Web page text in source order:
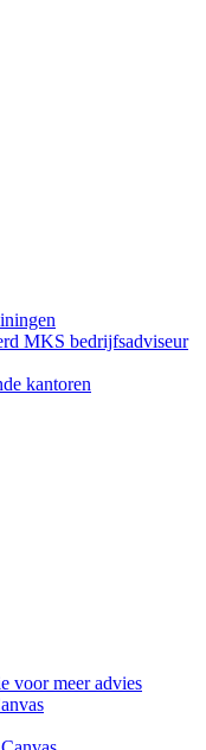
MKS bedrijfsadviseur
kantoren
voor meer advies